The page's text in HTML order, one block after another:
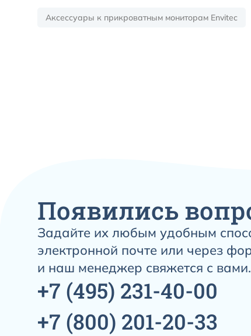
Аксессуары к прикроватным мониторам Envitec
Появились
Задайте их любым удобным
электронной почте или через
и наш менеджер свяжется с вами.
+7 (495) 231-40-00
+7 (800) 201-20-33